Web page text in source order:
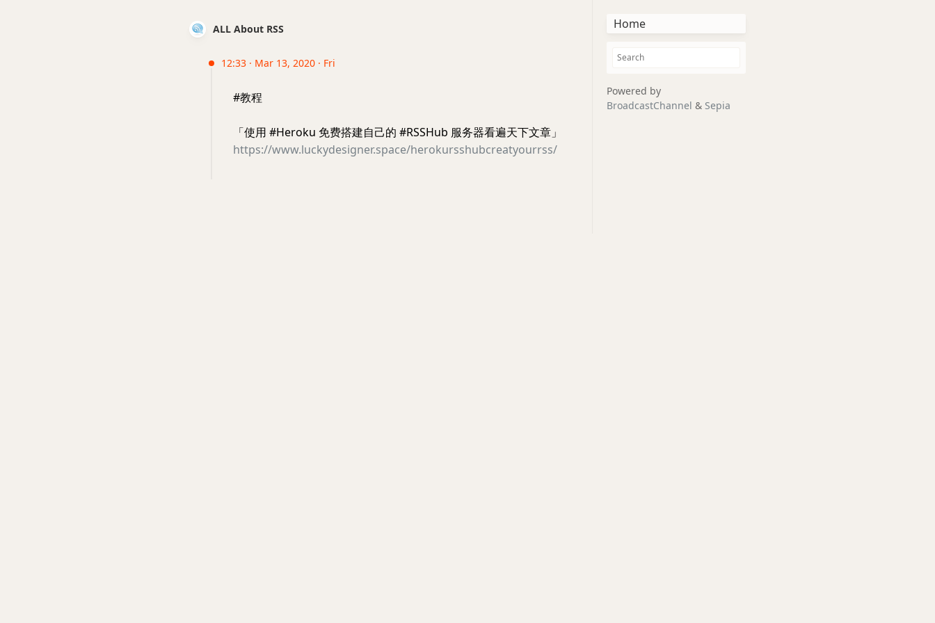
ALL About RSS
12:33 · Mar 13, 2020 · Fri
#教程
「使用 #Heroku 免费搭建自己的 #RSSHub 服务器看遍天下文章」
https://www.luckydesigner.space/herokursshubcreatyourrss/
Home
Powered by
BroadcastChannel & Sepia